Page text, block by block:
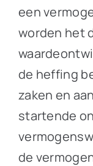
een
worden het
de heffing
zaken en
startende
de